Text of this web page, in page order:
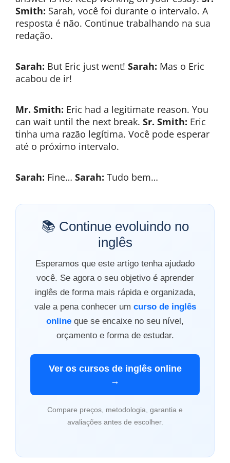
Smith: Sarah, você foi durante o intervalo. A
resposta é não. Continue trabalhando na sua
redação.
Sarah: But Eric just went! Sarah: Mas o Eric
acabou de ir!
Mr. Smith: Eric had a legitimate reason. You
can wait until the next break. Sr. Smith: Eric
tinha uma razão legítima. Você pode esperar
até o próximo intervalo.
Sarah: Fine… Sarah: Tudo bem…
📚 Continue evoluindo no
inglês
Esperamos que este artigo tenha ajudado
você. Se agora o seu objetivo é aprender
inglês de forma mais rápida e organizada,
vale a pena conhecer um curso de inglês
online que se encaixe no seu nível,
orçamento e forma de estudar.
Ver os cursos de inglês online
→
Compare preços, metodologia, garantia e
avaliações antes de escolher.